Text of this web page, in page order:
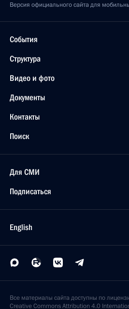
Версия официального сайта для
События
Структура
Видео и фото
Документы
Контакты
Поиск
Для СМИ
Подписаться
English
Все материалы сайта доступны по
Creative Commons Attribution 4.0